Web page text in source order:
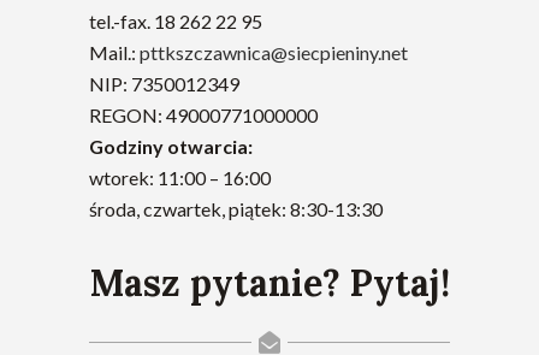
tel.-fax. 18 262 22 95
Mail.: pttkszczawnica@siecpieniny.net
NIP: 7350012349
REGON: 49000771000000
Godziny otwarcia:
wtorek: 11:00 – 16:00
środa, czwartek, piątek: 8:30-13:30
Masz pytanie? Pytaj!